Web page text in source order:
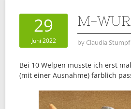
29
Juni 2022
M-
by Claudia Stumpf
Bei 10 Welpen musste ich erst
(mit einer Ausnahme) farblich